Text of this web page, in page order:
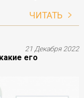
ЧИТАТЬ
его
21 Декабря 2022